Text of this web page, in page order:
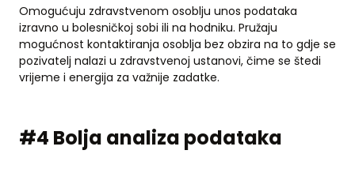
Omogućuju zdravstvenom osoblju unos podataka
izravno u bolesničkoj sobi ili na hodniku. Pružaju
mogućnost kontaktiranja osoblja bez obzira na to gdje se
pozivatelj nalazi u zdravstvenoj ustanovi, čime se štedi
vrijeme i energija za važnije zadatke.
#4 Bolja analiza podataka